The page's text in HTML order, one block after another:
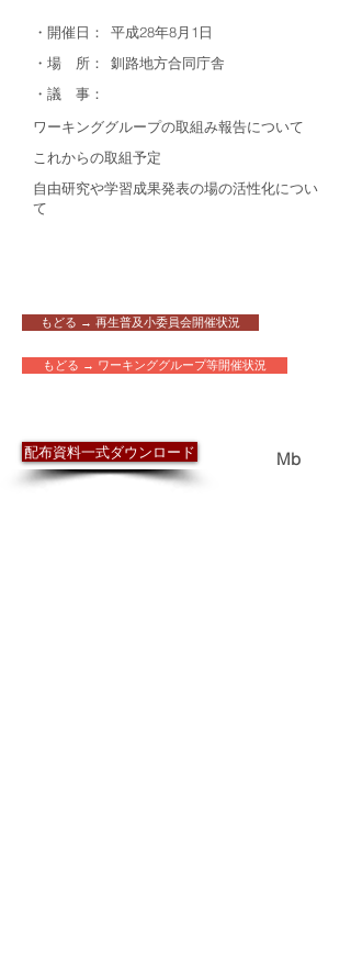
・開催日：
平成28年8月1日
・場 所：
釧路地方合同庁舎
・議 事：
ワーキンググループの取組み報告について
これからの取組予定
自由研究や学習成果発表の場の活性化につい
て
もどる → 再生普及小委員会開催状況
もどる → ワーキンググループ等開催状況
配布資料一式ダウンロード Mb